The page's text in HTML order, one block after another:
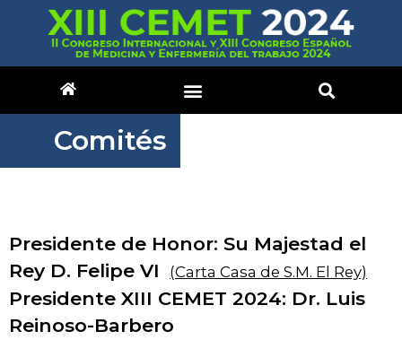
Comités
Presidente de Honor: Su Majestad el
Rey D. Felipe VI
(Carta Casa de S.M. El Rey)
Presidente XIII CEMET 2024: Dr. Luis
Reinoso-Barbero